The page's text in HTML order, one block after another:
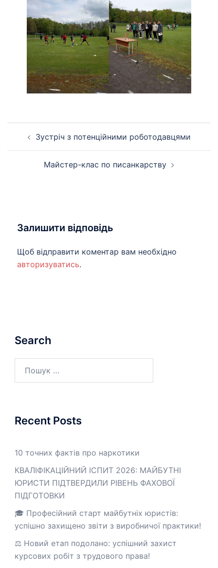
Зустріч з потенційними роботодавцями
Майстер-клас по писанкарству
Залишити відповідь
Щоб відправити коментар вам необхідно
авторизуватись.
Search
Recent Posts
10 точних фактів про наркотики
КВАЛІФІКАЦІЙНИЙ ІСПИТ 2026: МАЙБУТНІ
ЮРИСТИ ПІДТВЕРДИЛИ РІВЕНЬ ФАХОВОЇ
ПІДГОТОВКИ
🎓 Професійний старт майбутніх юристів:
успішно захищено звіти з виробничої практики!
⚖️ Новий етап подолано: успішний захист
курсових робіт з трудового права!